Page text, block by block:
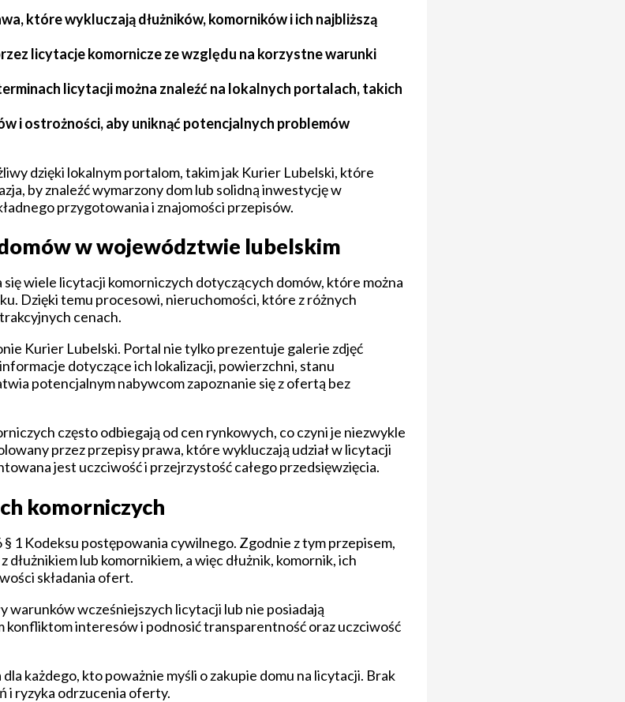
które wykluczają dłużników, komorników i ich najbliższą
licytacje komornicze ze względu na korzystne warunki
licytacji można znaleźć na lokalnych portalach, takich
i ostrożności, aby uniknąć potencjalnych problemów
dzięki lokalnym portalom, takim jak Kurier Lubelski, które
by znaleźć wymarzony dom lub solidną inwestycję w
przygotowania i znajomości przepisów.
w województwie lubelskim
wiele licytacji komorniczych dotyczących domów, które można
Dzięki temu procesowi, nieruchomości, które z różnych
cenach.
Kurier Lubelski. Portal nie tylko prezentuje galerie zdjęć
dotyczące ich lokalizacji, powierzchni, stanu
potencjalnym nabywcom zapoznanie się z ofertą bez
często odbiegają od cen rynkowych, co czyni je niezwykle
przez przepisy prawa, które wykluczają udział w licytacji
jest uczciwość i przejrzystość całego przedsięwzięcia.
komorniczych
1 Kodeksu postępowania cywilnego. Zgodnie z tym przepisem,
lub komornikiem, a więc dłużnik, komornik, ich
składania ofert.
warunków wcześniejszych licytacji lub nie posiadają
konfliktom interesów i podnosić transparentność oraz uczciwość
każdego, kto poważnie myśli o zakupie domu na licytacji. Brak
i ryzyka odrzucenia oferty.